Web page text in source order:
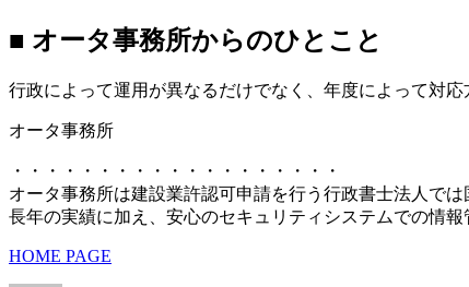
■ オータ事務所からのひとこと
行政によって運用が異なるだけでなく、年度によって対
オータ事務所
・・・・・・・・・・・・・・・・・・・
オータ事務所は建設業許認可申請を行う行政書士法人で
長年の実績に加え、安心のセキュリティシステムでの情
HOME PAGE